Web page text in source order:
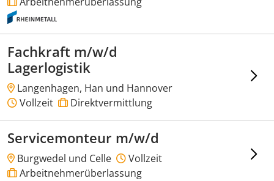
Fachkraft m/w/d
Lagerlogistik
Langenhagen, Han und Hannover
Vollzeit
Direktvermittlung
Servicemonteur m/w/d
Burgwedel und Celle
Vollzeit
Arbeitnehmerüberlassung